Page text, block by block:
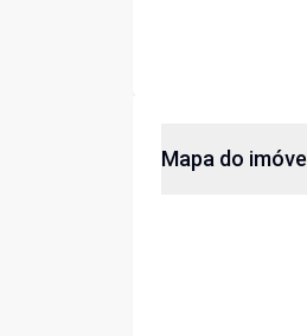
Mapa do imóvel